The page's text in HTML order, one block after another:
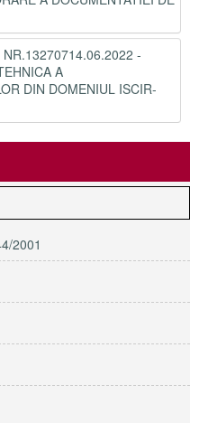
-
A
DIN DOMENIUL ISCIR-
2001